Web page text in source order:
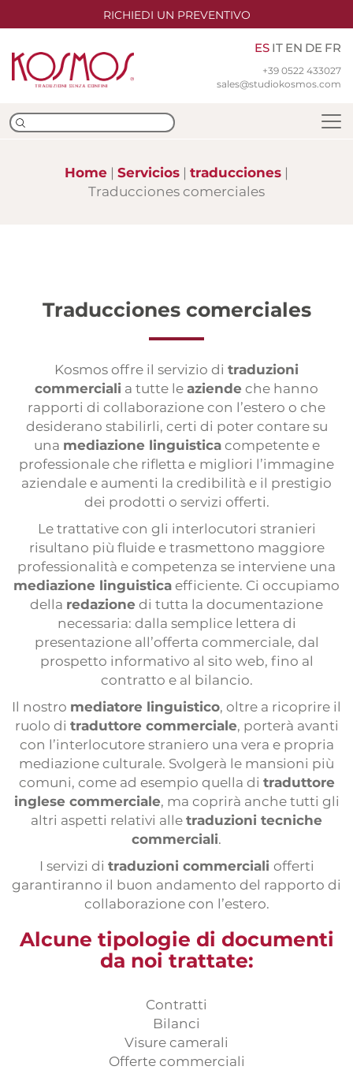
RICHIEDI UN PREVENTIVO
+39 0522 433027
sales@studiokosmos.com
ES IT EN DE FR
Interpretación a distancia
Locuciones
Subtitulación
Sitios web multilingües
Maquetación multilingüe
Servicio de prensa
Encuestas internacionales
Organización de eventos
Prácticas
Formulario traductores
Pruebas de traducción
Home Servicios
traducciones
Traducciones comerciales
Traducciones comerciales
Kosmos offre il servizio di traduzioni
commerciali a tutte le aziende che hanno
rapporti di collaborazione con l’estero o che
desiderano stabilirli, certi di poter contare su
una mediazione linguisticacompetente e
professionale che rifletta e migliori l’immagine
aziendale e aumenti la credibilità e il prestigio
dei prodotti o servizi offerti.
Le trattative con gli interlocutori stranieri
risultano più fluide e trasmettono maggiore
professionalità e competenza se interviene una
mediazione linguistica efficiente. Ci occupiamo
della redazione di tutta la documentazione
necessaria: dalla semplice lettera di
presentazione all’offerta commerciale, dal
prospetto informativo al sito web, fino al
contratto e al bilancio.
Il nostro mediatore linguistico, oltre a ricoprire il
ruolo di traduttore commerciale, porterà avanti
con l’interlocutore straniero una vera e propria
mediazione culturale. Svolgerà le mansioni più
comuni, come ad esempio quella di traduttore
inglese commerciale, ma coprirà anche tutti gli
altri aspetti relativi alle traduzioni tecniche
commerciali.
I servizi di traduzioni commerciali offerti
garantiranno il buon andamento del rapporto di
collaborazione con l’estero.
Alcune tipologie di documenti
da noi trattate:
Contratti
Bilanci
Visure camerali
Offerte commerciali